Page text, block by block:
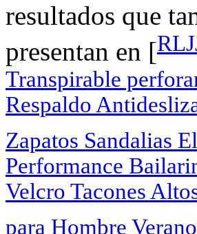
resultados que
presentan en [
Transpirable
Respaldo
Zapatos Sandalias
Performance
Velcro Tacones
para Hombre